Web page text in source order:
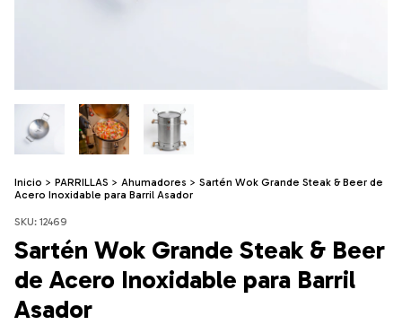
Inicio > PARRILLAS > Ahumadores > Sartén Wok Grande Steak & Beer de
Acero Inoxidable para Barril Asador
SKU: 12469
Sartén Wok Grande Steak & Beer
de Acero Inoxidable para Barril
Asador